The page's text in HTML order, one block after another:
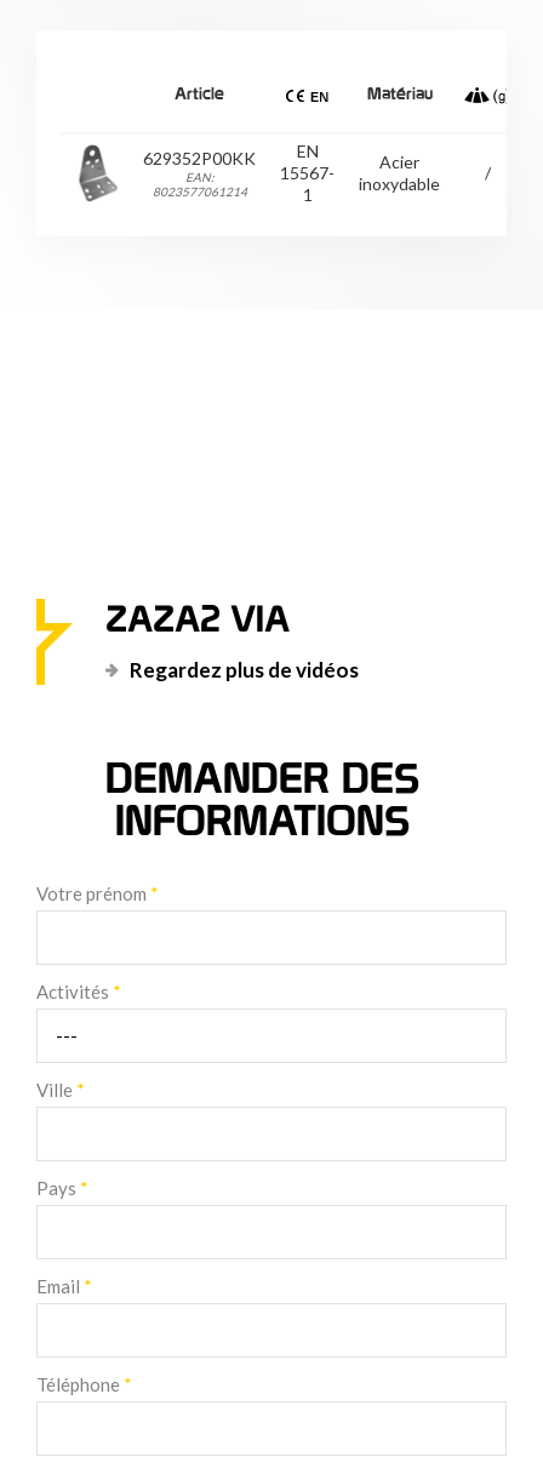
Article Matériau
629352P00KK
EAN:
8023577061214
EN
15567-
1
Acier
inoxydable
/
ZAZA2 VIA
Regardez plus de vidéos
DEMANDER DES
INFORMATIONS
Votre prénom *
Activités *
Ville *
Pays *
Email *
Téléphone *